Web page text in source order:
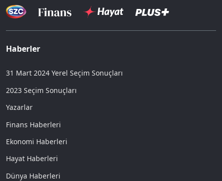
Haberler
31 Mart 2024 Yerel Seçim Sonuçları
2023 Seçim Sonuçları
Yazarlar
Finans Haberleri
Ekonomi Haberleri
Hayat Haberleri
Dünya Haberleri